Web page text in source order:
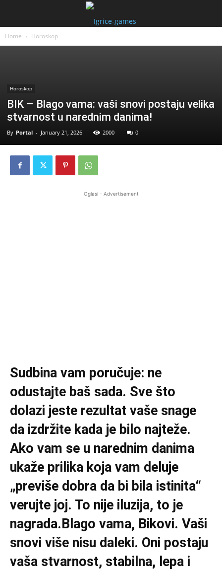
Home Horoskop
Horoskop
BIK – Blago vama: vaši snovi postaju velika
stvarnost u narednim danima!
By Portal - January 21, 2026 2000 0
Oglasi - Advertisement
Sudbina vam poručuje: ne
odustajte baš sada. Sve što
dolazi jeste rezultat vaše snage
da izdržite kada je bilo najteže.
Ako vam se u narednim danima
ukaže prilika koja vam deluje
„previše dobra da bi bila istinita“
verujte joj. To nije iluzija, to je
nagrada.Blago vama, Bikovi. Vaši
snovi više nisu daleki. Oni postaju
vaša stvarnost, stabilna, lepa i